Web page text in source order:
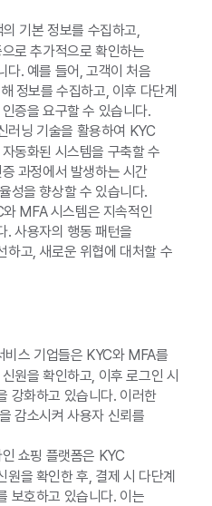
기본 정보를 수집하고,
로 추가적으로 확인하는
다. 예를 들어, 고객이 처음
정보를 수집하고, 이후 다단계
증을 요구할 수 있습니다.
러닝 기술을 활용하여 KYC
동화된 시스템을 구축할 수
과정에서 발생하는 시간
성을 향상할 수 있습니다.
MFA 시스템은 지속적인
. 사용자의 행동 패턴을
하고, 새로운 위협에 대처할 수
스 기업들은 KYC와 MFA를
원을 확인하고, 이후 로그인 시
강화하고 있습니다. 이러한
감소시켜 사용자 신뢰를
쇼핑 플랫폼은 KYC
을 확인한 후, 결제 시 다단계
보호하고 있습니다. 이는